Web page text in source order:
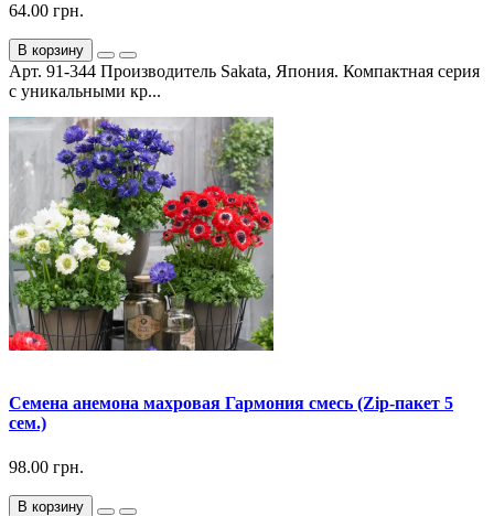
64.00 грн.
В корзину
Арт. 91-344 Производитель Sakata, Япония. Компактная серия
с уникальными кр...
Семена анемона махровая Гармония смесь (Zip-пакет 5
сем.)
98.00 грн.
В корзину